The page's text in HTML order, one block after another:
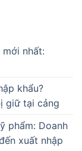
mới nhất:
khẩu?
giữ tại cảng
phẩm: Doanh
xuất nhập